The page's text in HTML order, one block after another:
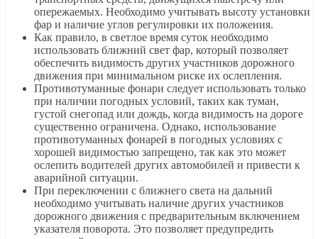
опережаемых. Необходимо учитывать высоту установки
фар и наличие углов регулировки их положения.
Как правило, в светлое время суток необходимо
использовать ближний свет фар, который позволяет
обеспечить видимость других участников дорожного
движения при минимальном риске их ослепления.
Противотуманные фонари следует использовать только
при наличии погодных условий, таких как туман,
густой снегопад или дождь, когда видимость на дороге
существенно ограничена. Однако, использование
противотуманных фонарей в погодных условиях с
хорошей видимостью запрещено, так как это может
ослепить водителей других автомобилей и привести к
аварийной ситуации.
При переключении с ближнего света на дальний
необходимо учитывать наличие других участников
дорожного движения с предварительным включением
указателя поворота. Это позволяет предупредить